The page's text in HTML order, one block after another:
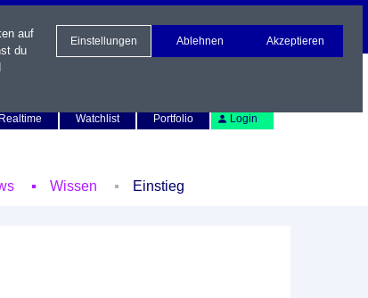
Watchlist Portfolio Login
Wissen Einstieg
auf
du
Einstellungen Ablehnen Akzeptieren